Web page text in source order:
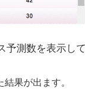
測数を表示し
果が出ます。